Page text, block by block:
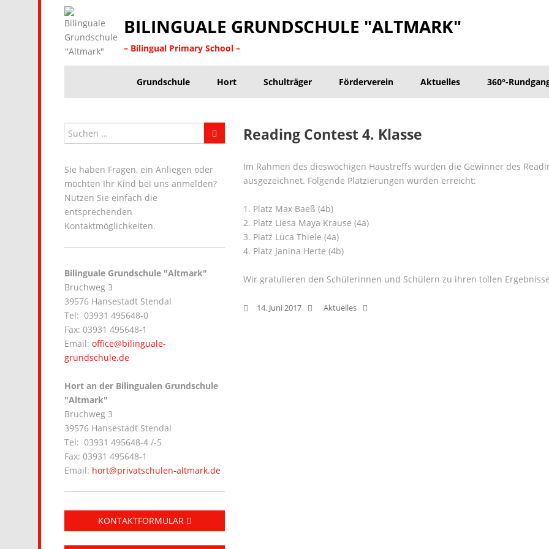
BILINGUALE GRUNDSCHULE "ALTMARK"
– Bilingual Primary School –
Grundschule Hort Schulträger Förderverein Aktuelles 360°-
Sie haben Fragen, ein Anliegen oder
möchten Ihr Kind bei uns anmelden?
Nutzen Sie einfach die
entsprechenden
Kontaktmöglichkeiten.
Bilinguale Grundschule "Altmark"
Bruchweg 3
39576 Hansestadt Stendal
Tel: 03931 495648-0
Fax: 03931 495648-1
Email: office@bilinguale-
grundschule.de
Hort an der Bilingualen Grundschule
"Altmark"
Bruchweg 3
39576 Hansestadt Stendal
Tel: 03931 495648-4 /-5
Fax: 03931 495648-1
Email: hort@privatschulen-altmark.de
KONTAKTFORMULAR
Reading Contest 4. Klasse
Im Rahmen des dieswöchigen Haustreffs wurden die Gewinner des
ausgezeichnet. Folgende Platzierungen wurden erreicht:
1. Platz Max Baeß (4b)
2. Platz Liesa Maya Krause (4a)
3. Platz Luca Thiele (4a)
4. Platz Janina Herte (4b)
Wir gratulieren den Schülerinnen und Schülern zu ihren tollen
14. Juni 2017 Aktuelles